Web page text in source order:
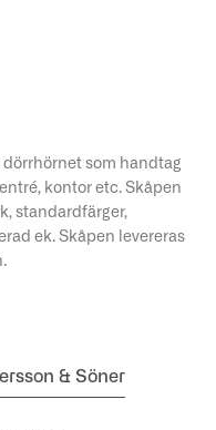
som handtag
kontor etc. Skåpen
standardfärger,
ek. Skåpen levereras
& Söner